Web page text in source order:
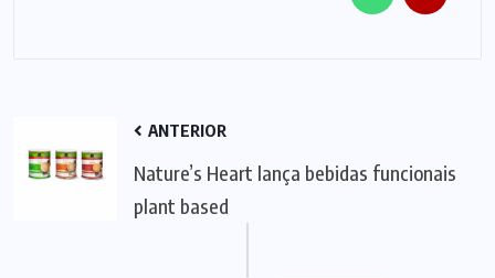
ANTERIOR
Nature’s Heart lança bebidas funcionais
plant based